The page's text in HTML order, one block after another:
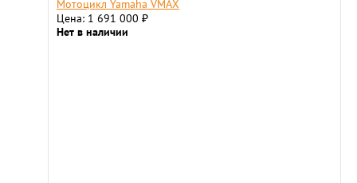
Мотоцикл Yamaha VMAX
Цена: 1 691 000 ₽
Нет в наличии